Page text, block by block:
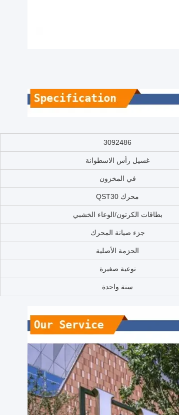
3092486
غسيل رأس الاسطوانة
في المخزون
محرك QST30
بطاقات الكرتون/الوعاء الخشبي
جزء صيانة المحرك
الحزمة الأصلية
نوعية صغيرة
سنة واحدة